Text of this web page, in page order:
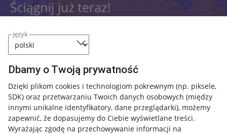
język
Dbamy o Twoją prywatność
Dzięki plikom cookies i technologiom pokrewnym (np. piksele,
SDK) oraz przetwarzaniu Twoich danych osobowych (między
innymi unikalne identyfikatory, dane przeglądarki), możemy
zapewnić, że dopasujemy do Ciebie wyświetlane treści.
Wyrażając zgodę na przechowywanie informacji na
Przydatne informacje
Jak to działa
Napisz do nas